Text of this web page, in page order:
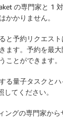
の専門家と 1
かかりません。
と予約リクエス
ます。予約を最
ことができます。
る量子タスクと
してください。
ングの専門家から